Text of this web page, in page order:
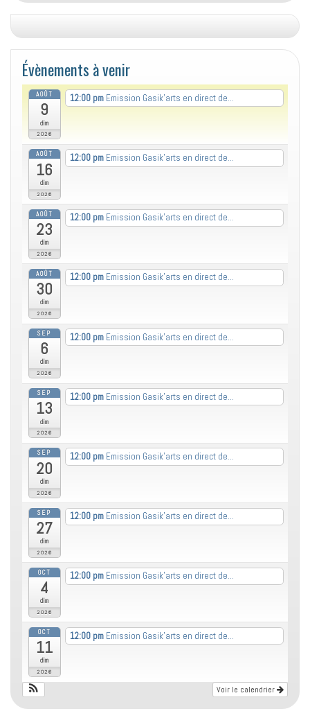
Évènements à venir
AOÛT
9
dim
2026
12:00 pm Emission Gasik’arts en direct de...
AOÛT
16
dim
2026
12:00 pm Emission Gasik’arts en direct de...
AOÛT
23
dim
2026
12:00 pm Emission Gasik’arts en direct de...
AOÛT
30
dim
2026
12:00 pm Emission Gasik’arts en direct de...
SEP
6
dim
2026
12:00 pm Emission Gasik’arts en direct de...
SEP
13
dim
2026
12:00 pm Emission Gasik’arts en direct de...
SEP
20
dim
2026
12:00 pm Emission Gasik’arts en direct de...
SEP
27
dim
2026
12:00 pm Emission Gasik’arts en direct de...
OCT
4
dim
2026
12:00 pm Emission Gasik’arts en direct de...
OCT
11
dim
2026
12:00 pm Emission Gasik’arts en direct de...
Voir le calendrier